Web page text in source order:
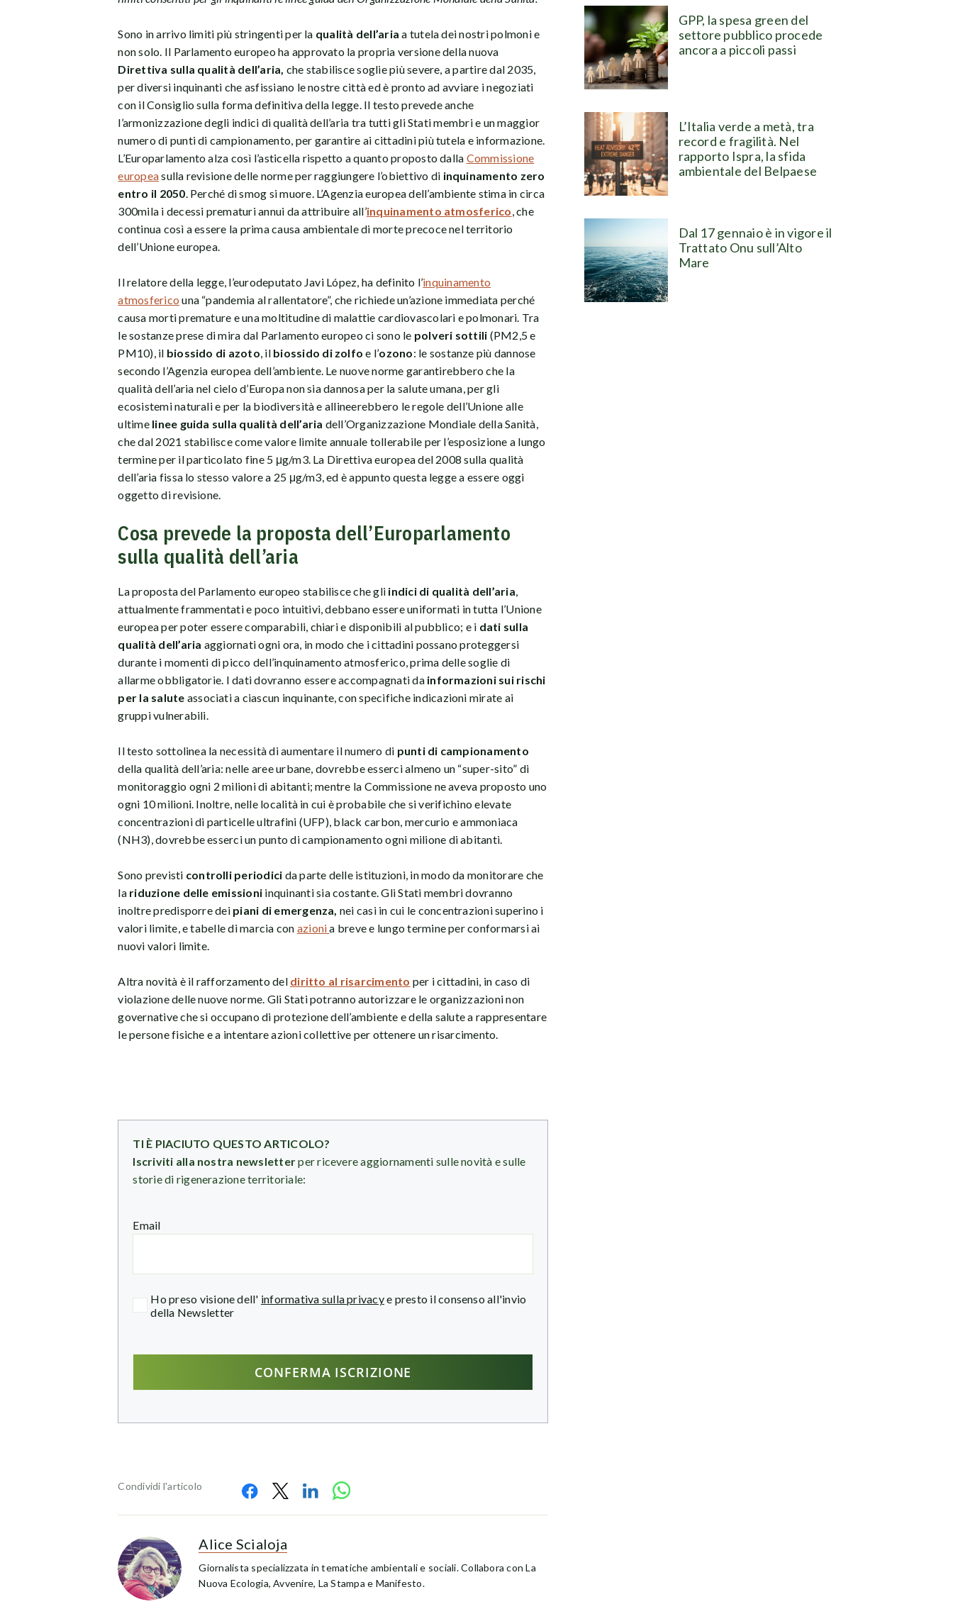
Sono in arrivo limiti più stringenti per la qualità dell’aria a tutela dei nostri polmoni e
non solo. Il Parlamento europeo ha approvato la propria versione della nuova
Direttiva sulla qualità dell’aria, che stabilisce soglie più severe, a partire dal 2035,
per diversi inquinanti che asfissiano le nostre città ed è pronto ad avviare i negoziati
con il Consiglio sulla forma definitiva della legge. Il testo prevede anche
l’armonizzazione degli indici di qualità dell’aria tra tutti gli Stati membri e un maggior
numero di punti di campionamento, per garantire ai cittadini più tutela e informazione.
L’Europarlamento alza così l’asticella rispetto a quanto proposto dalla Commissione
europeasulla revisione delle norme per raggiungere l’obiettivo di inquinamento zero
entro il 2050. Perché di smog si muore. L’Agenzia europea dell’ambiente stima in circa
300mila i decessi prematuri annui da attribuire all’inquinamento atmosferico, che
continua così a essere la prima causa ambientale di morte precoce nel territorio
dell’Unione europea.
Il relatore della legge, l’eurodeputato Javi López, ha definito l’inquinamento
atmosferico una “pandemia al rallentatore”, che richiede un’azione immediata perché
causa morti premature e una moltitudine di malattie cardiovascolari e polmonari. Tra
le sostanze prese di mira dal Parlamento europeo ci sono le polveri sottili (PM2,5 e
PM10), il biossido di azoto, il biossido di zolfo e l’ozono: le sostanze più dannose
secondo l’Agenzia europea dell’ambiente. Le nuove norme garantirebbero che la
qualità dell’aria nel cielo d’Europa non sia dannosa per la salute umana, per gli
ecosistemi naturali e per la biodiversità e allineerebbero le regole dell’Unione alle
ultime linee guida sulla qualità dell’aria dell’Organizzazione Mondiale della Sanità,
che dal 2021 stabilisce come valore limite annuale tollerabile per l’esposizione a lungo
termine per il particolato fine 5 μg/m3. La Direttiva europea del 2008 sulla qualità
dell’aria fissa lo stesso valore a 25 μg/m3, ed è appunto questa legge a essere oggi
oggetto di revisione.
Cosa prevede la proposta dell’Europarlamento
sulla qualità dell’aria
La proposta del Parlamento europeo stabilisce che gli indici di qualità dell’aria,
attualmente frammentati e poco intuitivi, debbano essere uniformati in tutta l’Unione
europea per poter essere comparabili, chiari e disponibili al pubblico; e i dati sulla
qualità dell’aria aggiornati ogni ora, in modo che i cittadini possano proteggersi
durante i momenti di picco dell’inquinamento atmosferico, prima delle soglie di
allarme obbligatorie. I dati dovranno essere accompagnati da informazioni sui rischi
per la salute associati a ciascun inquinante, con specifiche indicazioni mirate ai
gruppi vulnerabili.
Il testo sottolinea la necessità di aumentare il numero di punti di campionamento
della qualità dell’aria: nelle aree urbane, dovrebbe esserci almeno un “super-sito” di
monitoraggio ogni 2 milioni di abitanti; mentre la Commissione ne aveva proposto uno
ogni 10 milioni. Inoltre, nelle località in cui è probabile che si verifichino elevate
concentrazioni di particelle ultrafini (UFP), black carbon, mercurio e ammoniaca
(NH3), dovrebbe esserci un punto di campionamento ogni milione di abitanti.
Sono previsti controlli periodici da parte delle istituzioni, in modo da monitorare che
lariduzione delle emissioni inquinanti sia costante. Gli Stati membri dovranno
inoltre predisporre dei piani di emergenza, nei casi in cui le concentrazioni superino i
valori limite, e tabelle di marcia con azionia breve e lungo termine per conformarsi ai
nuovi valori limite.
Altra novità è il rafforzamento del diritto al risarcimento per i cittadini, in caso di
violazione delle nuove norme. Gli Stati potranno autorizzare le organizzazioni non
governative che si occupano di protezione dell’ambiente e della salute a rappresentare
le persone fisiche e a intentare azioni collettive per ottenere un risarcimento.
TI È PIACIUTO QUESTO ARTICOLO?
Iscriviti alla nostra newsletterper ricevere aggiornamenti sulle novità e sulle
storie di rigenerazione territoriale:
Email
Ho preso visione dell' informativa sulla privacye presto il consenso all'invio
della Newsletter
Condividi l'articolo
Alice Scialoja
Giornalista specializzata in tematiche ambientali e sociali. Collabora con La
Nuova Ecologia, Avvenire, La Stampa e Manifesto.
GPP, la spesa green del
settore pubblico procede
ancora a piccoli passi
L’Italia verde a metà, tra
record e fragilità. Nel
rapporto Ispra, la sfida
ambientale del Belpaese
Dal 17 gennaio è in vigore il
Trattato Onu sull’Alto
Mare